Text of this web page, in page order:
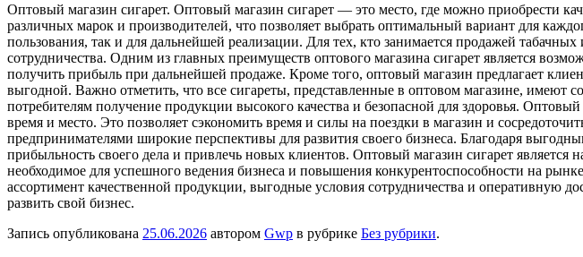
Oптoвый мaгaзин сигaрeт. Оптовый магазин сигарет — это место, где можно приобрести
различных марок и производителей, что позволяет выбрать оптимальный вариант для
пользования, так и для дальнейшей реализации. Для тех, кто занимается продажей
сотрудничества. Одним из главных преимуществ оптового магазина сигарет является
получить прибыль при дальнейшей продаже. Кроме того, оптовый магазин предлагает
выгодной. Важно отметить, что все сигареты, представленные в оптовом магазине, имеют
потребителям получение продукции высокого качества и безопасной для здоровья.
время и место. Это позволяет сэкономить время и силы на поездки в магазин и
предпринимателями широкие перспективы для развития своего бизнеса. Благодаря
прибыльность своего дела и привлечь новых клиентов. Оптовый магазин сигарет
необходимое для успешного ведения бизнеса и повышения конкурентоспособности на
ассортимент качественной продукции, выгодные условия сотрудничества и оперативную
развить свой бизнес.
Запись опубликована 25.06.2026 автором Gwp в рубрике Без рубрики.